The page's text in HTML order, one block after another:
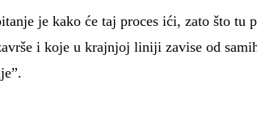
je kako će taj proces ići, zato što tu
i koje u krajnjoj liniji zavise od